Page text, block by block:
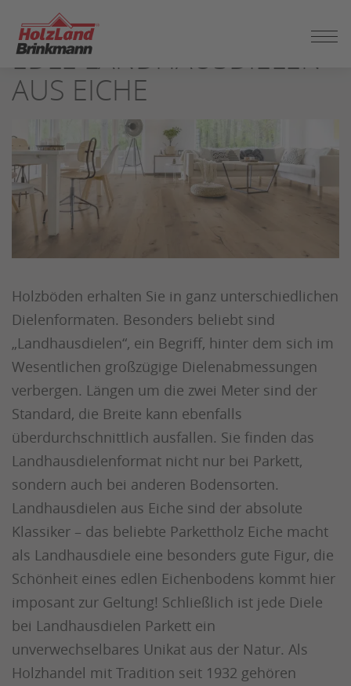
SEITENINHALT
SPRINGEN
EDLE LANDHAUSDIELEN
AUS EICHE
Holzböden erhalten Sie in ganz unterschiedlichen
Dielenformaten. Besonders beliebt sind
„Landhausdielen“, ein Begriff, hinter dem sich im
Wesentlichen großzügige Dielenabmessungen
verbergen. Längen um die zwei Meter sind der
Standard, die Breite kann ebenfalls
überdurchschnittlich ausfallen. Sie finden das
Landhausdielenformat nicht nur bei Parkett,
sondern auch bei anderen Bodensorten.
Landhausdielen aus Eiche sind der absolute
Klassiker – das beliebte Parkettholz Eiche macht
als Landhausdiele eine besonders gute Figur, die
Schönheit eines edlen Eichenbodens kommt hier
imposant zur Geltung! Schließlich ist jede Diele
bei Landhausdielen Parkett ein
unverwechselbares Unikat aus der Natur. Als
Holzhandel mit Tradition seit 1932 gehören